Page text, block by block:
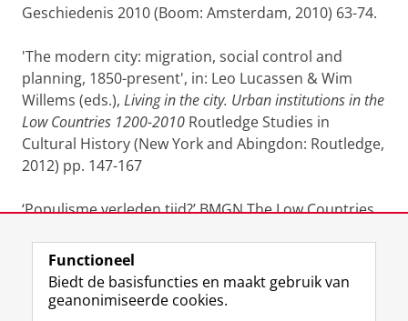
Geschiedenis 2010 (Boom: Amsterdam, 2010) 63-74.
'The modern city: migration, social control and
planning, 1850-present', in: Leo Lucassen & Wim
Willems (eds.), Living in the city. Urban institutions in the
Low Countries 1200-2010 Routledge Studies in
Cultural History (New York and Abingdon: Routledge,
2012) pp. 147-167
‘Populisme verleden tijd?’ BMGN The Low Countries
Laatst gewijzigd: 07 augustus 2026 07:35
Functioneel
Biedt de basisfuncties en maakt gebruik van
geanonimiseerde cookies.